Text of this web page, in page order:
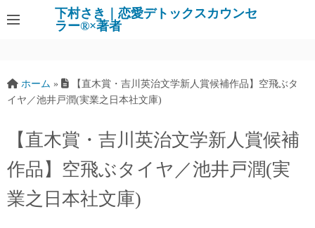
下村さき｜恋愛デトックスカウンセ
ラー®×著者
ホーム »
【直木賞・吉川英治文学新人賞候補作品】空飛ぶタ
イヤ／池井戸潤(実業之日本社文庫)
【直木賞・吉川英治文学新人賞候補
作品】空飛ぶタイヤ／池井戸潤(実
業之日本社文庫)